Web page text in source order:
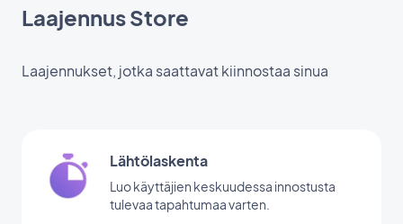
Laajennus Store
Laajennukset, jotka saattavat kiinnostaa sinua
Lähtölaskenta
Luo käyttäjien keskuudessa innostusta
tulevaa tapahtumaa varten.